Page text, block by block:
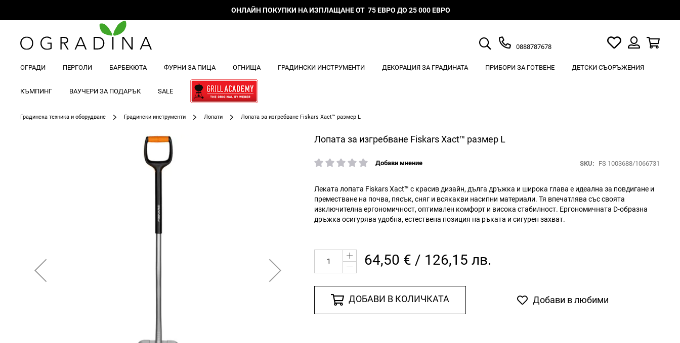
ОНЛАЙН ПОКУПКИ НА ИЗПЛАЩАНЕ ОТ 75 ЕВРО ДО 25 000 ЕВРО
Търсене
0888787678
Моят
списък
любими
ОГРАДИ ПЕРГОЛИ БАРБЕКЮТА ФУРНИ ЗА ПИЦА ОГНИЩА ГРАДИНСКИ ИНСТРУМЕНТИ ДЕКОРАЦИЯ ЗА ГРАДИНАТА ПРИБОРИ ЗА ГОТВЕНЕ ДЕТСКИ СЪОРЪЖЕНИЯ
КЪМПИНГ ВАУЧЕРИ ЗА ПОДАРЪК SALE
Градинска техника и оборудване Градински инструменти Лопати Лопата за изгребване Fiskars Xact™ размер L
Лопата за изгребване Fiskars Xact™ размер L
рейтинг:
Добави мнение SKU FS 1003688/1066731
Леката лопата Fiskars Xact™ с красив дизайн, дълга дръжка и широка глава е идеална за повдигане и
преместване на почва, пясък, сняг и всякакви насипни материали. Тя впечатлява със своята
изключителна ергономичност, оптимален комфорт и висока стабилност. Ергономичната D-образна
дръжка осигурява удобна, естествена позиция на ръката и сигурен захват.
64,50 € / 126,15 лв.
ДОБАВИ В КОЛИЧКАТА Добави в любими